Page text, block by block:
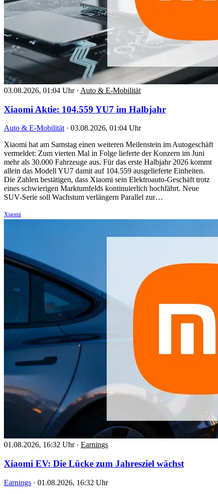
03.08.2026, 01:04 Uhr · Auto & E-Mobilität
Xiaomi Aktie: 104.559 YU7 im Halbjahr
Auto & E-Mobilität · 03.08.2026, 01:04 Uhr
Xiaomi hat am Samstag einen weiteren Meilenstein im Autogeschäft
vermeldet: Zum vierten Mal in Folge lieferte der Konzern im Juni
mehr als 30.000 Fahrzeuge aus. Für das erste Halbjahr 2026 kommt
allein das Modell YU7 damit auf 104.559 ausgelieferte Einheiten.
Die Zahlen bestätigen, dass Xiaomi sein Elektroauto-Geschäft trotz
eines schwierigen Marktumfelds kontinuierlich hochfährt. Neue
SUV-Serie soll Wachstum verlängern Parallel zur…
Xiaomi
01.08.2026, 16:32 Uhr · Earnings
Xiaomi EV: Die Lücke zum Jahresziel wächst
Earnings · 01.08.2026, 16:32 Uhr